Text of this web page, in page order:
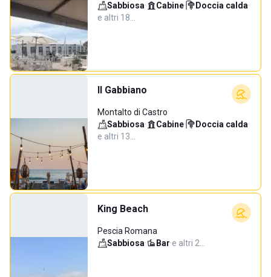
Sabbiosa· Cabine· Doccia calda·
e altri 18…
Il Gabbiano
Montalto di Castro
Sabbiosa· Cabine· Doccia calda·
e altri 13…
King Beach
Pescia Romana
Sabbiosa· Bar·e altri 2…